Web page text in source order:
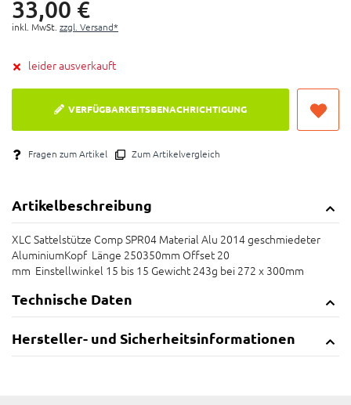
33,00 €
inkl. MwSt. zzgl. Versand*
leider ausverkauft
VERFÜGBARKEITSBENACHRICHTIGUNG
Fragen zum Artikel Zum Artikelvergleich
Artikelbeschreibung
XLC Sattelstütze Comp SPR04 Material Alu 2014 geschmiedeter
AluminiumKopf Länge 250350mm Offset 20
mm Einstellwinkel 15 bis 15 Gewicht 243g bei 272 x 300mm
Technische Daten
Hersteller- und Sicherheitsinformationen